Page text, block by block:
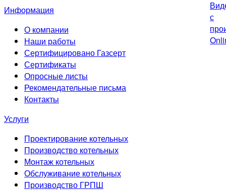
Информация
О компании
Наши работы
Сертифицировано Газсерт
Сертификаты
Опросные листы
Рекомендательные письма
Контакты
Услуги
Проектирование котельных
Производство котельных
Монтаж котельных
Обслуживание котельных
Производство ГРПШ